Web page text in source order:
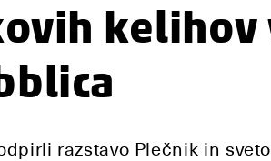
kelihov
razstavo Plečnik in